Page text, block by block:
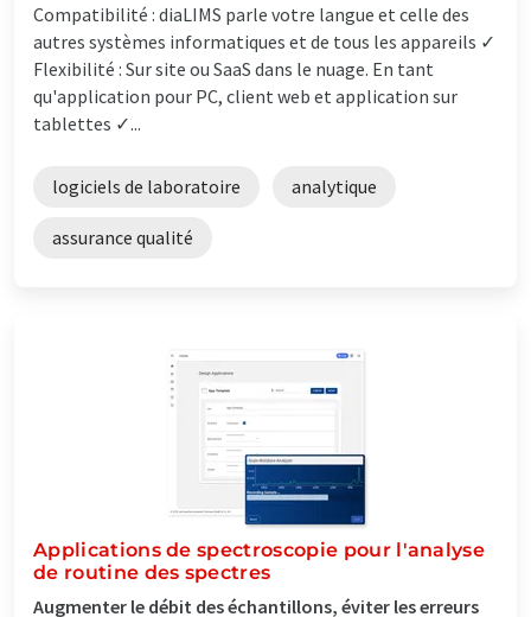
Compatibilité : diaLIMS parle votre langue et celle des
autres systèmes informatiques et de tous les appareils ✓
Flexibilité : Sur site ou SaaS dans le nuage. En tant
qu'application pour PC, client web et application sur
tablettes ✓...
logiciels de laboratoire analytique
assurance qualité
Applications de spectroscopie pour l'analyse
de routine des spectres
Augmenter le débit des échantillons, éviter les erreurs